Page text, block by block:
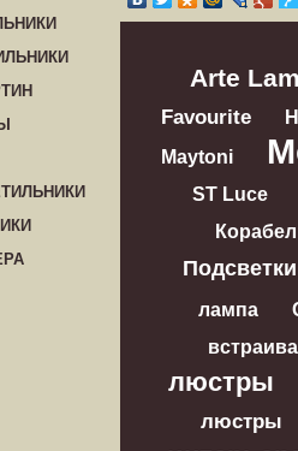
Arte
Favourite
Maytoni
ST Luce
лампа
люстры
люстры